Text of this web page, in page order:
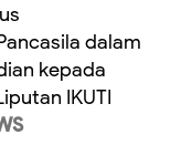
dalam
kepada
IKUTI